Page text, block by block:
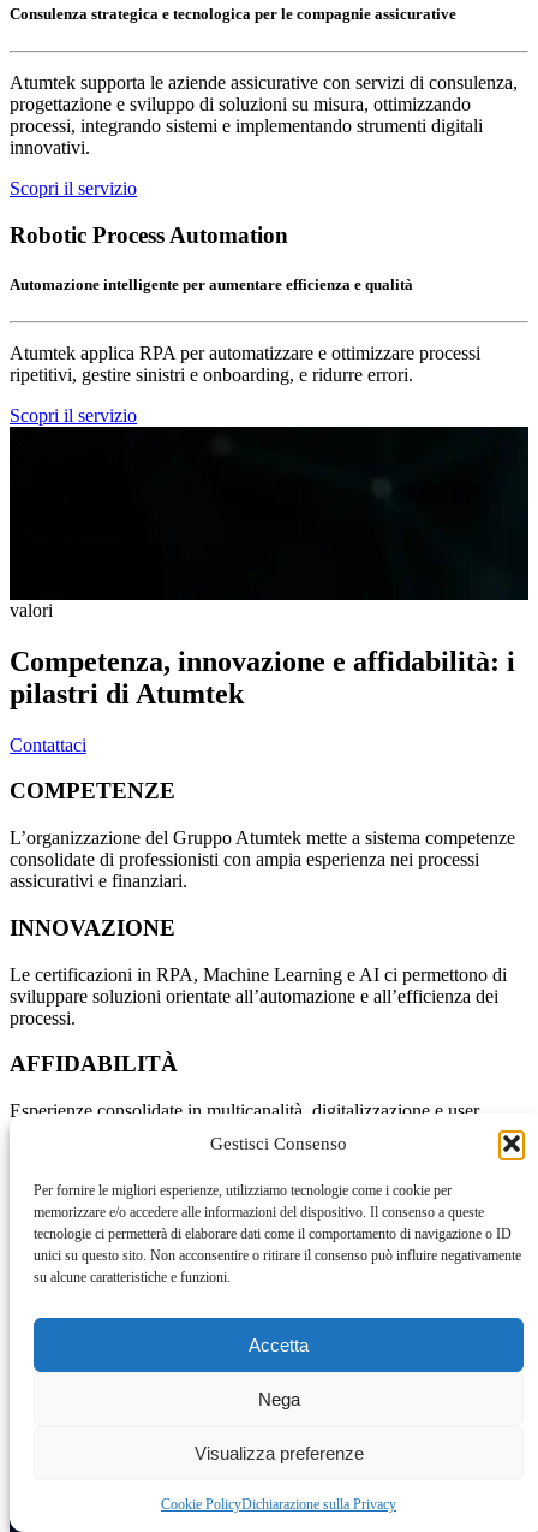
Gestisci Consenso
Per fornire le migliori esperienze, utilizziamo tecnologie come i cookie per
memorizzare e/o accedere alle informazioni del dispositivo. Il consenso a queste
tecnologie ci permetterà di elaborare dati come il comportamento di navigazione o ID
unici su questo sito. Non acconsentire o ritirare il consenso può influire negativamente
su alcune caratteristiche e funzioni.
Accetta
Nega
Visualizza preferenze
Cookie PolicyDichiarazione sulla Privacy
Consulenza strategica e tecnologica per le compagnie assicurative
Atumtek supporta le aziende assicurative con servizi di consulenza,
progettazione e sviluppo di soluzioni su misura, ottimizzando
processi, integrando sistemi e implementando strumenti digitali
innovativi.
Scopri il servizio
Robotic Process Automation
Automazione intelligente per aumentare efficienza e qualità
Atumtek applica RPA per automatizzare e ottimizzare processi
ripetitivi, gestire sinistri e onboarding, e ridurre errori.
Scopri il servizio
valori
Competenza, innovazione e affidabilità: i
pilastri di Atumtek
Contattaci
COMPETENZE
L’organizzazione del Gruppo Atumtek mette a sistema competenze
consolidate di professionisti con ampia esperienza nei processi
assicurativi e finanziari.
INNOVAZIONE
Le certificazioni in RPA, Machine Learning e AI ci permettono di
sviluppare soluzioni orientate all’automazione e all’efficienza dei
processi.
AFFIDABILITÀ
Esperienze consolidate in multicanalità, digitalizzazione e user
experience ci consentono di offrire infrastrutture IT solide, efficaci e
news
Rimani aggiornato sulle novità e
iniziative di Atumtek